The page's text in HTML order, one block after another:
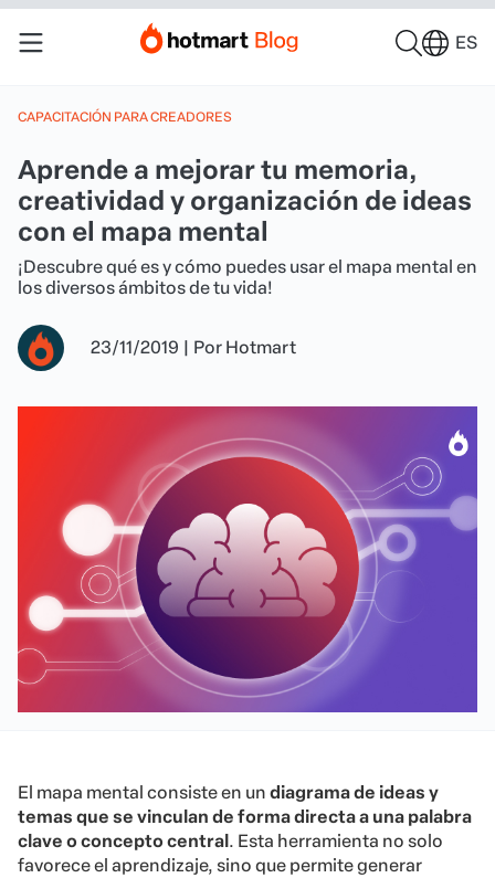
ES
CAPACITACIÓN PARA CREADORES
Aprende a mejorar tu memoria,
creatividad y organización de ideas
con el mapa mental
¡Descubre qué es y cómo puedes usar el mapa mental en
los diversos ámbitos de tu vida!
23/11/2019 | Por Hotmart
El mapa mental consiste en un diagrama de ideas y
temas que se vinculan de forma directa a una palabra
clave o concepto central . Esta herramienta no solo
favorece el aprendizaje, sino que permite generar